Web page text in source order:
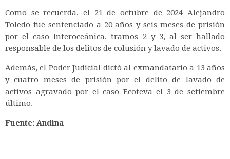
Como se recuerda, el 21 de octubre de 2024 Alejandro
Toledo fue sentenciado a 20 años y seis meses de prisión
por el caso Interoceánica, tramos 2 y 3, al ser hallado
responsable de los delitos de colusión y lavado de activos.
Además, el Poder Judicial dictó al exmandatario a 13 años
y cuatro meses de prisión por el delito de lavado de
activos agravado por el caso Ecoteva el 3 de setiembre
último.
Fuente: Andina